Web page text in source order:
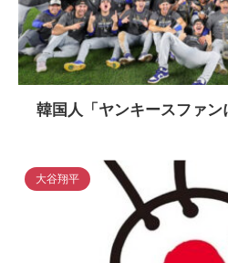
韓国人「ヤンキースファン
大谷翔平